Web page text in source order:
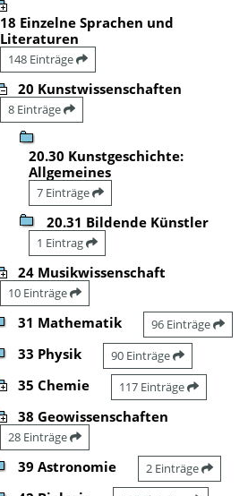
18 Einzelne Sprachen und
Literaturen
148 Einträge
20 Kunstwissenschaften
8 Einträge
20.30 Kunstgeschichte:
Allgemeines
7 Einträge
20.31 Bildende Künstler
1 Eintrag
24 Musikwissenschaft
10 Einträge
31 Mathematik 96 Einträge
33 Physik 90 Einträge
35 Chemie 117 Einträge
38 Geowissenschaften
28 Einträge
39 Astronomie 2 Einträge